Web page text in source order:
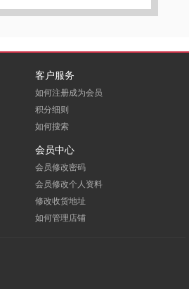
客户服务
如何注册成为会员
积分细则
如何搜索
会员中心
会员修改密码
会员修改个人资料
修改收货地址
如何管理店铺